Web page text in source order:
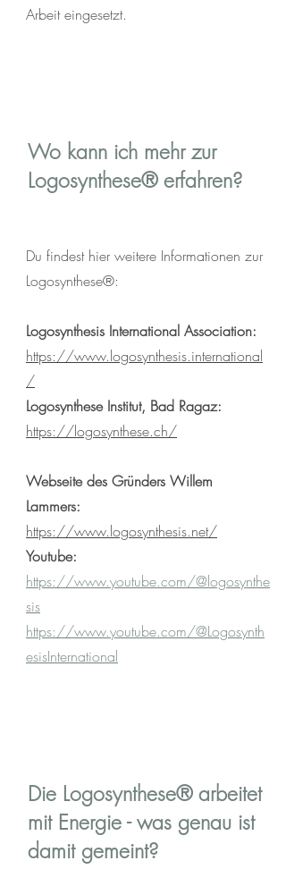
Arbeit eingesetzt.
Wo kann ich mehr zur
Logosynthese® erfahren?
Du findest hier weitere Informationen zur
Logosynthese®:
Logosynthesis International Association:
https://www.logosynthesis.international
/
Logosynthese Institut, Bad Ragaz:
https://logosynthese.ch/
Webseite des Gründers Willem
Lammers:
https://www.logosynthesis.net/
Youtube:
https://www.youtube.com/@logosynthe
sis
https://www.youtube.com/@Logosynth
esisInternational
Die Logosynthese® arbeitet
mit Energie - was genau ist
damit gemeint?